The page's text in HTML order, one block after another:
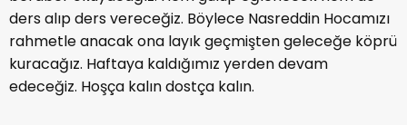
ders alıp ders vereceğiz. Böylece Nasreddin Hocamızı
rahmetle anacak ona layık geçmişten geleceğe köprü
kuracağız. Haftaya kaldığımız yerden devam
edeceğiz. Hoşça kalın dostça kalın.